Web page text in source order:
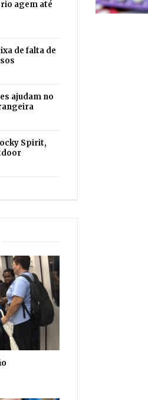
agem até
de falta de
ajudam no
Spirit,